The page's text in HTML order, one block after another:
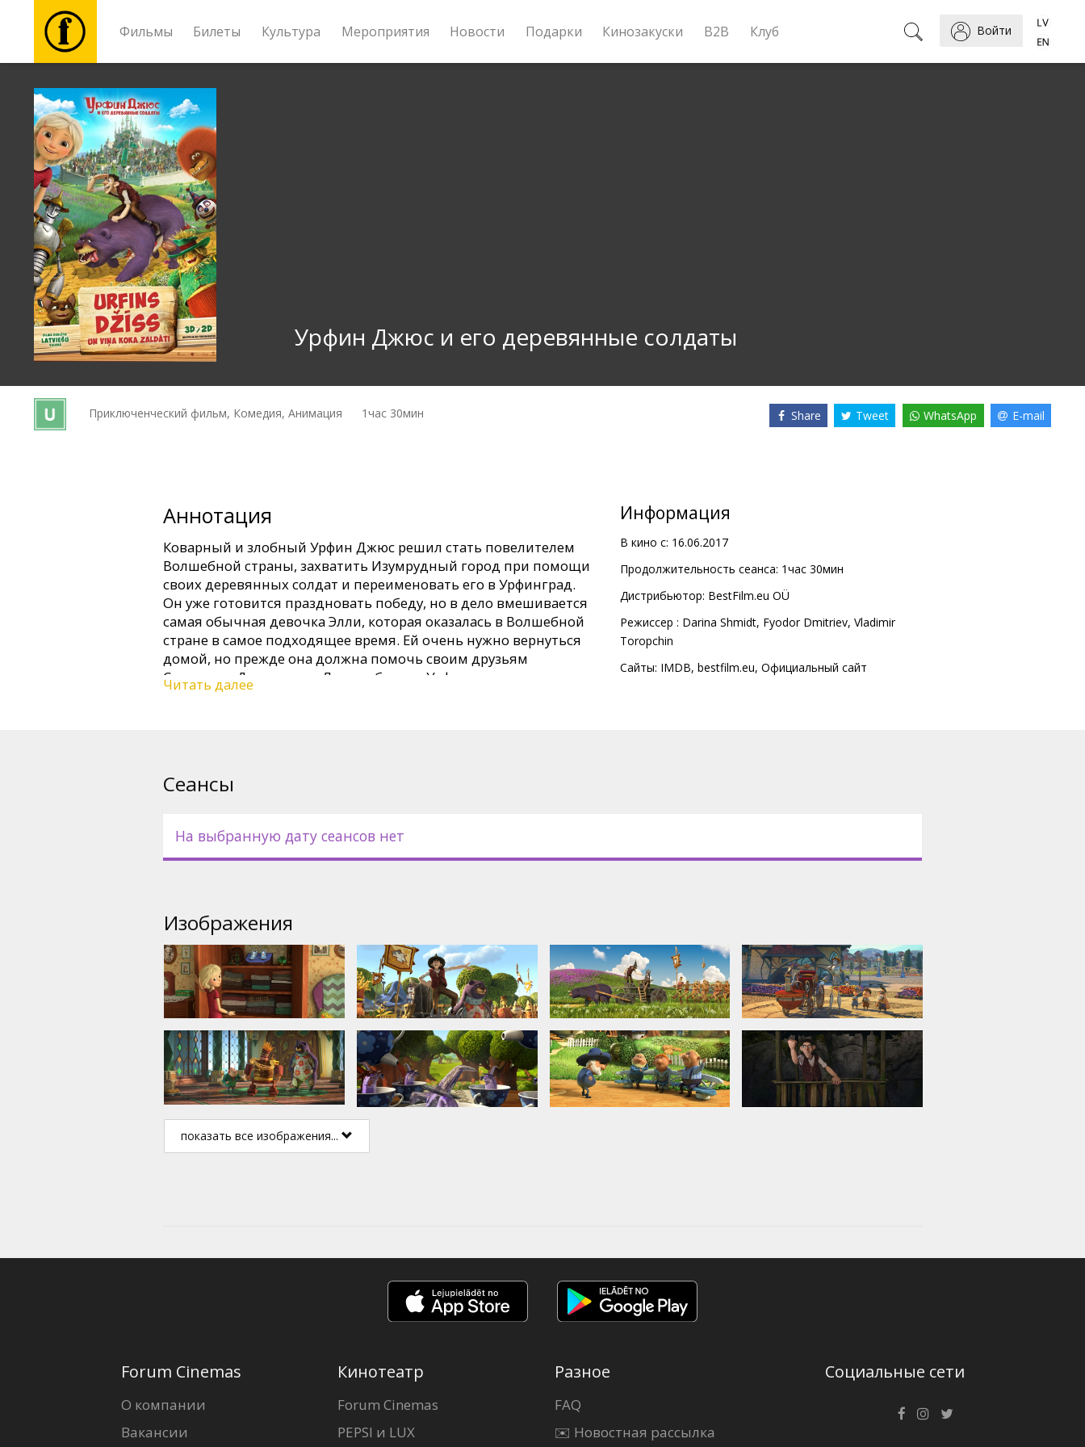
Фильмы Билеты Культура Мероприятия Новости Подарки Кинозакуски B2B Клуб Войти
Фильмы
Билеты
Культура
Мероприятия
Новости
Подарки
B2B
Урфин Джюс и его деревянные солдаты
Приключенческий фильм, Комедия, Анимация 1час 30мин Share Tweet WhatsApp E-mail
Аннотация
Коварный и злобный Урфин Джюс решил стать повелителем
Волшебной страны, захватить Изумрудный город при помощи
своих деревянных солдат и переименовать его в Урфинград.
Он уже готовится праздновать победу, но в дело вмешивается
самая обычная девочка Элли, которая оказалась в Волшебной
стране в самое подходящее время. Ей очень нужно вернуться
домой, но прежде она должна помочь своим друзьям
Страшиле, Дровосеку и Льву победить Урфина и его армию.
Читать далее
Информация
В кино с: 16.06.2017
Продолжительность сеанса: 1час 30мин
Дистрибьютор: BestFilm.eu OÜ
Pежиссер : Darina Shmidt, Fyodor Dmitriev, Vladimir
Toropchin
Сайты: IMDB, bestfilm.eu, Официальный сайт
Сеансы
На выбранную дату сеансов нет
Изображения
показать все изображения...
Forum Cinemas
О компании
Вакансии
Кинотеатр
Forum Cinemas
PEPSI и LUX
Разное
FAQ
✉️ Новостная рассылка
Социальные сети